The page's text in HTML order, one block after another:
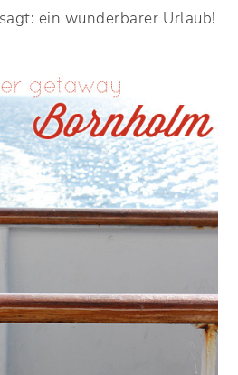
ein wunderbarer Urlaub!